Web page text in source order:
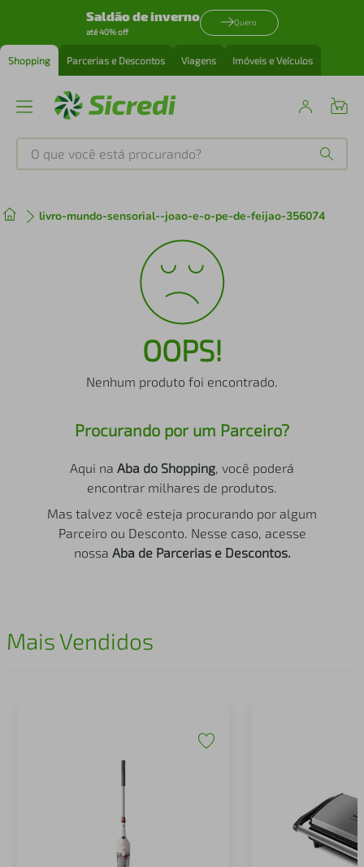
Saldão de inverno
até 40% off
Quero
Shopping Parcerias e Descontos Viagens Imóveis e Veículos
O que você está procurando?
livro-mundo-sensorial--joao-e-o-pe-de-feijao-356074
OOPS!
Nenhum produto foi encontrado.
Procurando por um Parceiro?
Aqui na Aba do Shopping, você poderá
encontrar milhares de produtos.
Mas talvez você esteja procurando por algum
Parceiro ou Desconto. Nesse caso, acesse
nossa Aba de Parcerias e Descontos.
Mais Vendidos